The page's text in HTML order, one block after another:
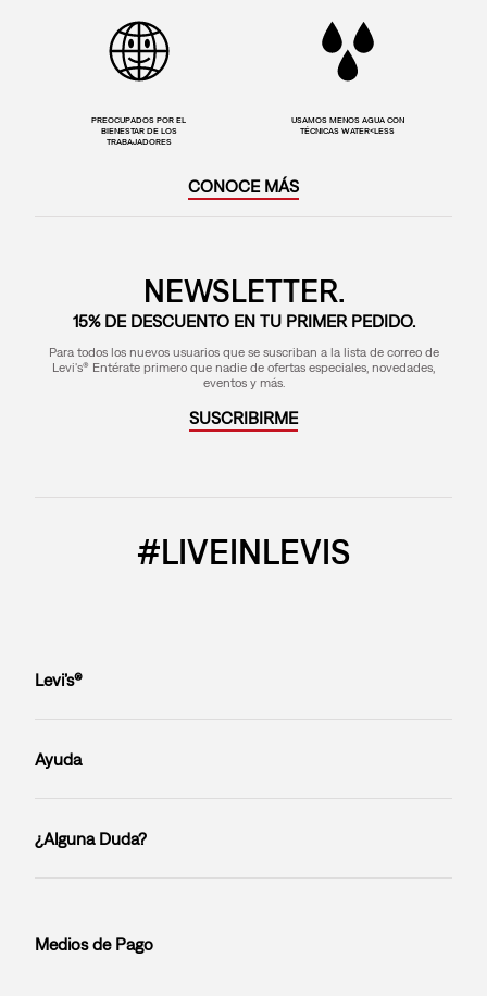
PREOCUPADOS POR EL
BIENESTAR DE LOS
TRABAJADORES
USAMOS MENOS AGUA CON
TÉCNICAS WATER<LESS
CONOCE MÁS
NEWSLETTER.
15% DE DESCUENTO EN TU PRIMER PEDIDO.
Para todos los nuevos usuarios que se suscriban a la lista de correo de
Levi's® Entérate primero que nadie de ofertas especiales, novedades,
eventos y más.
SUSCRIBIRME
#LIVEINLEVIS
Levi’s®
Ayuda
¿Alguna Duda?
Medios de Pago